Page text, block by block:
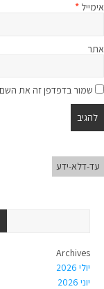
אימייל *
אתר
שמור בדפדפן זה את
עד-דלא-ידע
Archives
יולי 2026
יוני 2026